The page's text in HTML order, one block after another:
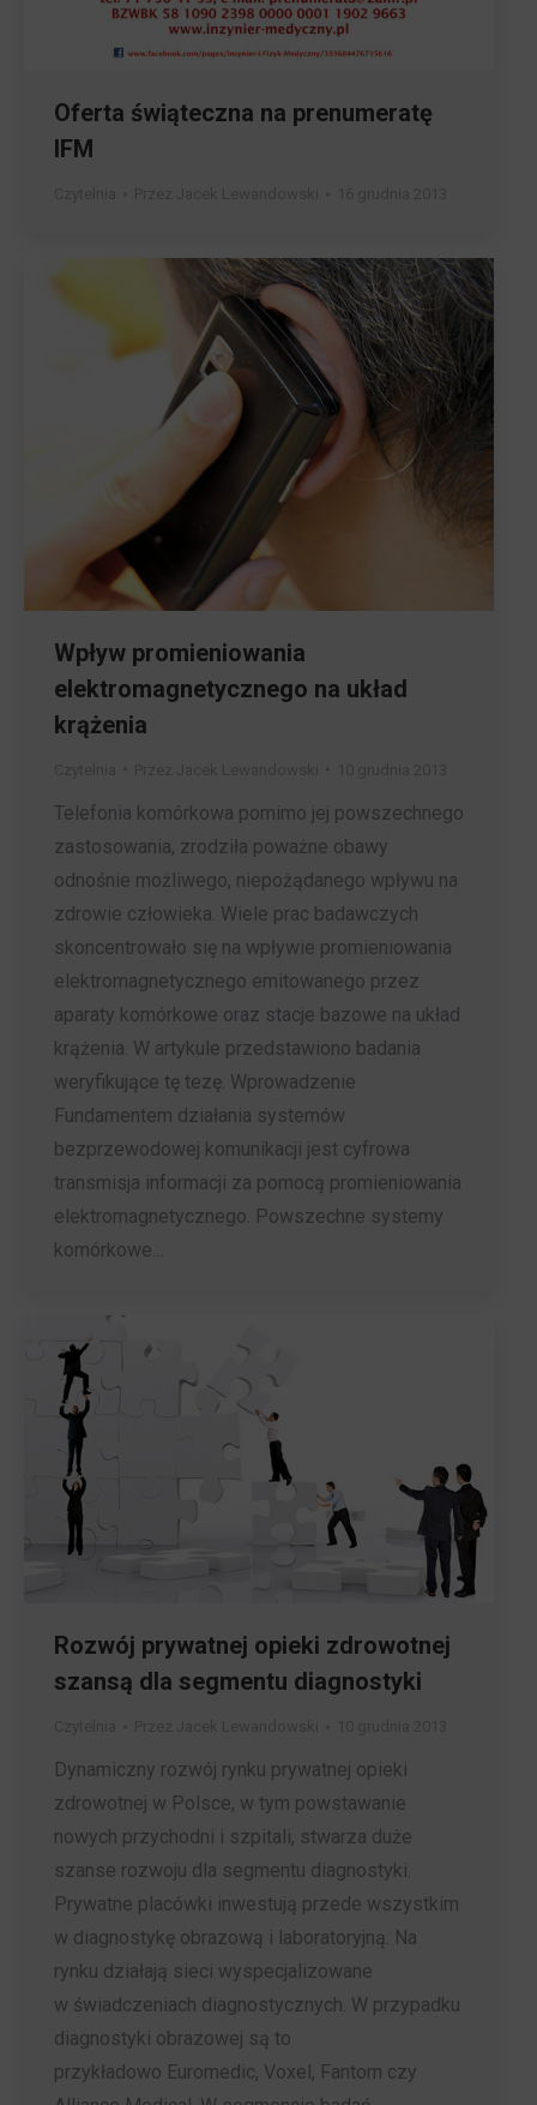
Oferta świąteczna na prenumeratę
IFM
Wpływ promieniowania
elektromagnetycznego na układ
krążenia
Telefonia komórkowa pomimo jej powszechnego
zastosowania, zrodziła poważne obawy
odnośnie możliwego, niepożądanego wpływu na
zdrowie człowieka. Wiele prac badawczych
skoncentrowało się na wpływie promieniowania
elektromagnetycznego emitowanego przez
aparaty komórkowe oraz stacje bazowe na układ
krążenia. W artykule przedstawiono badania
weryfikujące tę tezę. Wprowadzenie
Fundamentem działania systemów
bezprzewodowej komunikacji jest cyfrowa
transmisja informacji za pomocą promieniowania
elektromagnetycznego. Powszechne systemy
komórkowe…
Rozwój prywatnej opieki zdrowotnej
szansą dla segmentu diagnostyki
Dynamiczny rozwój rynku prywatnej opieki
zdrowotnej w Polsce, w tym powstawanie
nowych przychodni i szpitali, stwarza duże
szanse rozwoju dla segmentu diagnostyki.
Prywatne placówki inwestują przede wszystkim
w diagnostykę obrazową i laboratoryjną. Na
rynku działają sieci wyspecjalizowane
w świadczeniach diagnostycznych. W przypadku
diagnostyki obrazowej są to
przykładowo Euromedic, Voxel, Fantom czy